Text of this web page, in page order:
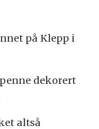
på Klepp i
dekorert
altså